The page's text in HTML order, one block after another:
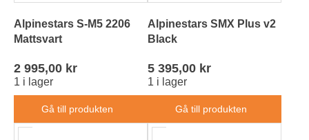
Alpinestars S-M5 2206
Mattsvart
2 995,00 kr
1 i lager
Gå till produkten
Alpinestars SMX Plus v2
Black
5 395,00 kr
1 i lager
Gå till produkten